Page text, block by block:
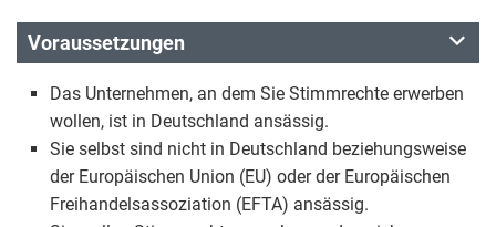
Voraussetzungen
Das Unternehmen, an dem Sie Stimmrechte erwerben
wollen, ist in Deutschland ansässig.
Sie selbst sind nicht in Deutschland beziehungsweise
der Europäischen Union (EU) oder der Europäischen
Freihandelsassoziation (EFTA) ansässig.